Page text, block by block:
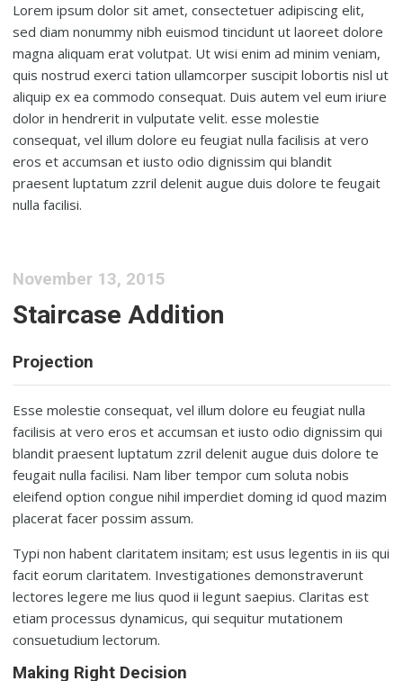
Lorem ipsum dolor sit amet, consectetuer adipiscing elit,
sed diam nonummy nibh euismod tincidunt ut laoreet dolore
magna aliquam erat volutpat. Ut wisi enim ad minim veniam,
quis nostrud exerci tation ullamcorper suscipit lobortis nisl ut
aliquip ex ea commodo consequat. Duis autem vel eum iriure
dolor in hendrerit in vulputate velit. esse molestie
consequat, vel illum dolore eu feugiat nulla facilisis at vero
eros et accumsan et iusto odio dignissim qui blandit
praesent luptatum zzril delenit augue duis dolore te feugait
nulla facilisi.
November 13, 2015
Staircase Addition
Projection
Esse molestie consequat, vel illum dolore eu feugiat nulla
facilisis at vero eros et accumsan et iusto odio dignissim qui
blandit praesent luptatum zzril delenit augue duis dolore te
feugait nulla facilisi. Nam liber tempor cum soluta nobis
eleifend option congue nihil imperdiet doming id quod mazim
placerat facer possim assum.
Typi non habent claritatem insitam; est usus legentis in iis qui
facit eorum claritatem. Investigationes demonstraverunt
lectores legere me lius quod ii legunt saepius. Claritas est
etiam processus dynamicus, qui sequitur mutationem
consuetudium lectorum.
Making Right Decision